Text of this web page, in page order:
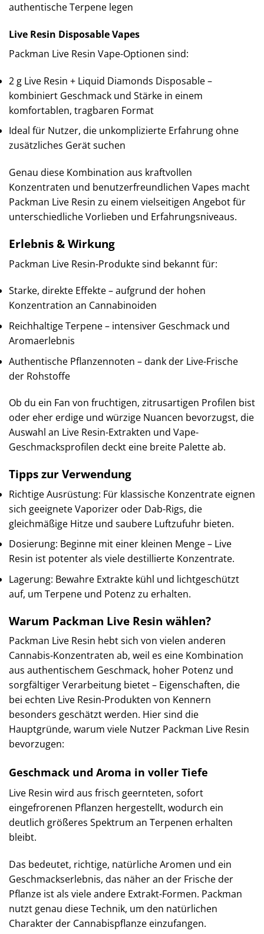
authentische Terpene legen
Live Resin Disposable Vapes
Packman Live Resin Vape-Optionen sind:
2 g Live Resin + Liquid Diamonds Disposable –
kombiniert Geschmack und Stärke in einem
komfortablen, tragbaren Format
Ideal für Nutzer, die unkomplizierte Erfahrung ohne
zusätzliches Gerät suchen
Genau diese Kombination aus kraftvollen
Konzentraten und benutzerfreundlichen Vapes macht
Packman Live Resin zu einem vielseitigen Angebot für
unterschiedliche Vorlieben und Erfahrungsniveaus.
Erlebnis & Wirkung
Packman Live Resin-Produkte sind bekannt für:
Starke, direkte Effekte – aufgrund der hohen
Konzentration an Cannabinoiden
Reichhaltige Terpene – intensiver Geschmack und
Aromaerlebnis
Authentische Pflanzennoten – dank der Live-Frische
der Rohstoffe
Ob du ein Fan von fruchtigen, zitrusartigen Profilen bist
oder eher erdige und würzige Nuancen bevorzugst, die
Auswahl an Live Resin-Extrakten und Vape-
Geschmacksprofilen deckt eine breite Palette ab.
Tipps zur Verwendung
Richtige Ausrüstung: Für klassische Konzentrate eignen
sich geeignete Vaporizer oder Dab-Rigs, die
gleichmäßige Hitze und saubere Luftzufuhr bieten.
Dosierung: Beginne mit einer kleinen Menge – Live
Resin ist potenter als viele destillierte Konzentrate.
Lagerung: Bewahre Extrakte kühl und lichtgeschützt
auf, um Terpene und Potenz zu erhalten.
Warum Packman Live Resin wählen?
Packman Live Resin hebt sich von vielen anderen
Cannabis-Konzentraten ab, weil es eine Kombination
aus authentischem Geschmack, hoher Potenz und
sorgfältiger Verarbeitung bietet – Eigenschaften, die
bei echten Live Resin-Produkten von Kennern
besonders geschätzt werden. Hier sind die
Hauptgründe, warum viele Nutzer Packman Live Resin
bevorzugen:
Geschmack und Aroma in voller Tiefe
Live Resin wird aus frisch geernteten, sofort
eingefrorenen Pflanzen hergestellt, wodurch ein
deutlich größeres Spektrum an Terpenen erhalten
bleibt.
Das bedeutet, richtige, natürliche Aromen und ein
Geschmackserlebnis, das näher an der Frische der
Pflanze ist als viele andere Extrakt-Formen. Packman
nutzt genau diese Technik, um den natürlichen
Charakter der Cannabispflanze einzufangen.